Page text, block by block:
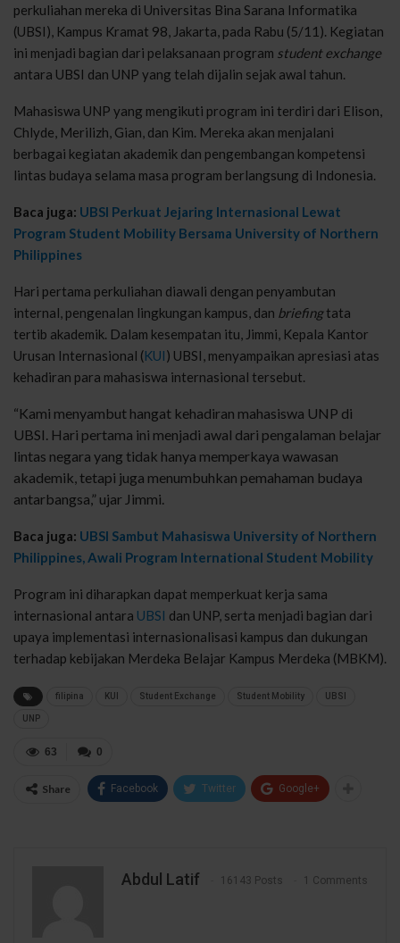
perkuliahan mereka di Universitas Bina Sarana Informatika
(UBSI), Kampus Kramat 98, Jakarta, pada Rabu (5/11). Kegiatan
ini menjadi bagian dari pelaksanaan program student exchange
antara UBSI dan UNP yang telah dijalin sejak awal tahun.
Mahasiswa UNP yang mengikuti program ini terdiri dari Elison,
Chlyde, Merilizh, Gian, dan Kim. Mereka akan menjalani
berbagai kegiatan akademik dan pengembangan kompetensi
lintas budaya selama masa program berlangsung di Indonesia.
Baca juga: UBSI Perkuat Jejaring Internasional Lewat
Program Student Mobility Bersama University of Northern
Philippines
Hari pertama perkuliahan diawali dengan penyambutan
internal, pengenalan lingkungan kampus, dan briefingtata
tertib akademik. Dalam kesempatan itu, Jimmi, Kepala Kantor
Urusan Internasional (KUI) UBSI, menyampaikan apresiasi atas
kehadiran para mahasiswa internasional tersebut.
“Kami menyambut hangat kehadiran mahasiswa UNP di
UBSI. Hari pertama ini menjadi awal dari pengalaman belajar
lintas negara yang tidak hanya memperkaya wawasan
akademik, tetapi juga menumbuhkan pemahaman budaya
antarbangsa,” ujar Jimmi.
Baca juga: UBSI Sambut Mahasiswa University of Northern
Philippines, Awali Program International Student Mobility
Program ini diharapkan dapat memperkuat kerja sama
internasional antara UBSI dan UNP, serta menjadi bagian dari
upaya implementasi internasionalisasi kampus dan dukungan
terhadap kebijakan Merdeka Belajar Kampus Merdeka (MBKM).
filipina KUI Student Exchange Student Mobility UBSI
UNP
0
63
Share Facebook Twitter Google+
Abdul Latif 16143 Posts 1 Comments